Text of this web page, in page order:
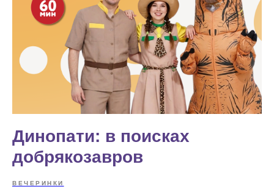
Динопати: в поисках
добрякозавров
ВЕЧЕРИНКИ